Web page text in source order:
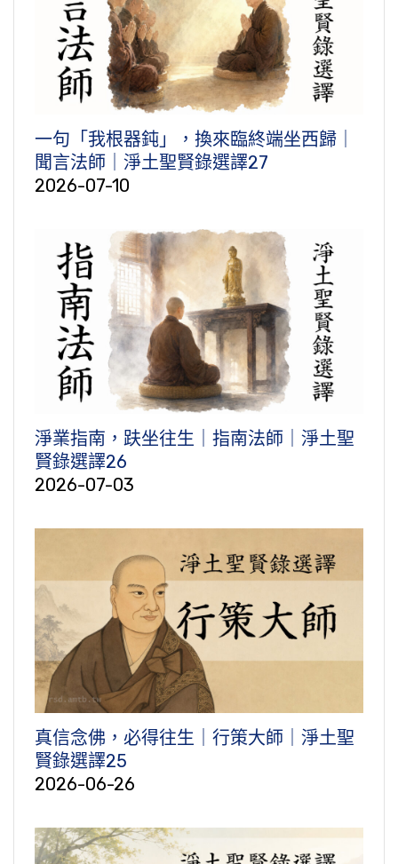
一句「我根器鈍」，換來臨終端坐西歸｜
聞言法師｜淨土聖賢錄選譯27
2026-07-10
淨業指南，趺坐往生｜指南法師｜淨土聖
賢錄選譯26
2026-07-03
真信念佛，必得往生｜行策大師｜淨土聖
賢錄選譯25
2026-06-26